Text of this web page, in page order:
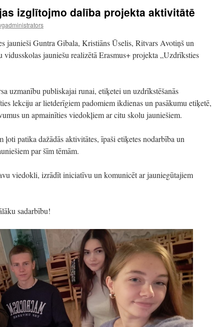
izglītojmo dalība projekta aktivitātē
jaunieši Guntra Gibala, Kristiāns Ūselis, Ritvars Avotiņš un
jauniešu realizētā Erasmus+ projekta „Uzdrīksties
uzmanību publiskajai runai, etiķetei un uzdrīkstēšanās
lekciju ar lietderīgiem padomiem ikdienas un pasākumu etiķetē,
un apmainīties viedokļiem ar citu skolu jauniešiem.
ļoti patika dažādās aktivitātes, īpaši etiķetes nodarbība un
par šīm tēmām.
viedokli, izrādīt iniciatīvu un komunicēt ar jauniegūtajiem
sadarbību!